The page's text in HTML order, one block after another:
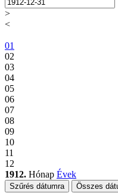
>
<
01
02
03
04
05
06
07
08
09
10
11
12
1912. Hónap Évek
Szűrés dátumra Összes